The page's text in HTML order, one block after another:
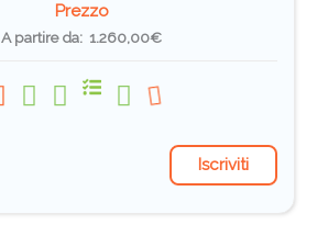
Prezzo
A partire da: 1.260,00€
Iscriviti